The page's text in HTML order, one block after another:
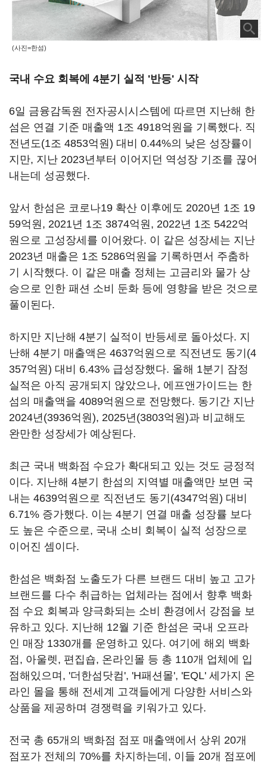
(사진=한섬)
국내 수요 회복에 4분기 실적 '반등' 시작
6일 금융감독원 전자공시시스템에 따르면 지난해 한
섬은 연결 기준 매출액 1조 4918억원을 기록했다. 직
전년도(1조 4853억원) 대비 0.44%의 낮은 성장률이
지만, 지난 2023년부터 이어지던 역성장 기조를 끊어
내는데 성공했다.
앞서 한섬은 코로나19 확산 이후에도 2020년 1조 19
59억원, 2021년 1조 3874억원, 2022년 1조 5422억
원으로 고성장세를 이어왔다. 이 같은 성장세는 지난
2023년 매출은 1조 5286억원을 기록하면서 주춤하
기 시작했다. 이 같은 매출 정체는 고금리와 물가 상
승으로 인한 패션 소비 둔화 등에 영향을 받은 것으로
풀이된다.
하지만 지난해 4분기 실적이 반등세로 돌아섰다. 지
난해 4분기 매출액은 4637억원으로 직전년도 동기(4
357억원) 대비 6.43% 급성장했다. 올해 1분기 잠정
실적은 아직 공개되지 않았으나, 에프앤가이드는 한
섬의 매출액을 4089억원으로 전망했다. 동기간 지난
2024년(3936억원), 2025년(3803억원)과 비교해도
완만한 성장세가 예상된다.
최근 국내 백화점 수요가 확대되고 있는 것도 긍정적
이다. 지난해 4분기 한섬의 지역별 매출액만 보면 국
내는 4639억원으로 직전년도 동기(4347억원) 대비
6.71% 증가했다. 이는 4분기 연결 매출 성장률 보다
도 높은 수준으로, 국내 소비 회복이 실적 성장으로
이어진 셈이다.
한섬은 백화점 노출도가 다른 브랜드 대비 높고 고가
브랜드를 다수 취급하는 업체라는 점에서 향후 백화
점 수요 회복과 양극화되는 소비 환경에서 강점을 보
유하고 있다. 지난해 12월 기준 한섬은 국내 오프라
인 매장 1330개를 운영하고 있다. 여기에 해외 백화
점, 아울렛, 편집숍, 온라인몰 등 총 110개 업체에 입
점해있으며, '더한섬닷컴', 'H패션몰', 'EQL' 세가지 온
라인 몰을 통해 전세계 고객들에게 다양한 서비스와
상품을 제공하며 경쟁력을 키워가고 있다.
전국 총 65개의 백화점 점포 매출액에서 상위 20개
점포가 전체의 70%를 차지하는데, 이들 20개 점포에